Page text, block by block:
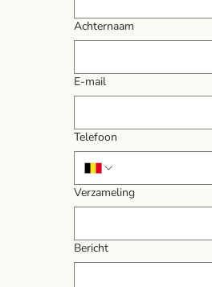
Achternaam
E-mail
Telefoon
Verzameling
Bericht